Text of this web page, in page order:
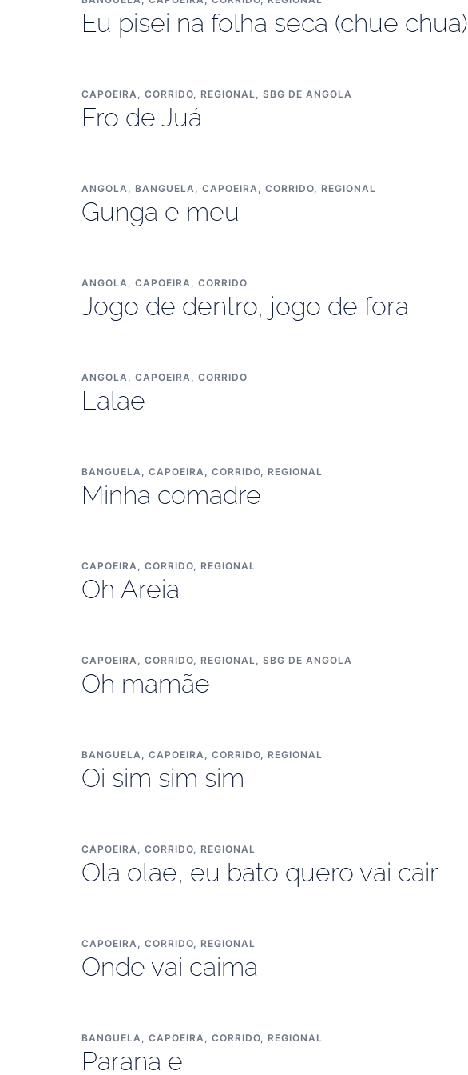
Eu pisei na folha seca (chue chua)
CAPOEIRA, CORRIDO, REGIONAL, SBG DE ANGOLA
Fro de Juá
ANGOLA, BANGUELA, CAPOEIRA, CORRIDO, REGIONAL
Gunga e meu
ANGOLA, CAPOEIRA, CORRIDO
Jogo de dentro, jogo de fora
ANGOLA, CAPOEIRA, CORRIDO
Lalae
BANGUELA, CAPOEIRA, CORRIDO, REGIONAL
Minha comadre
CAPOEIRA, CORRIDO, REGIONAL
Oh Areia
CAPOEIRA, CORRIDO, REGIONAL, SBG DE ANGOLA
Oh mamãe
BANGUELA, CAPOEIRA, CORRIDO, REGIONAL
Oi sim sim sim
CAPOEIRA, CORRIDO, REGIONAL
Ola olae, eu bato quero vai cair
CAPOEIRA, CORRIDO, REGIONAL
Onde vai caima
BANGUELA, CAPOEIRA, CORRIDO, REGIONAL
Parana e